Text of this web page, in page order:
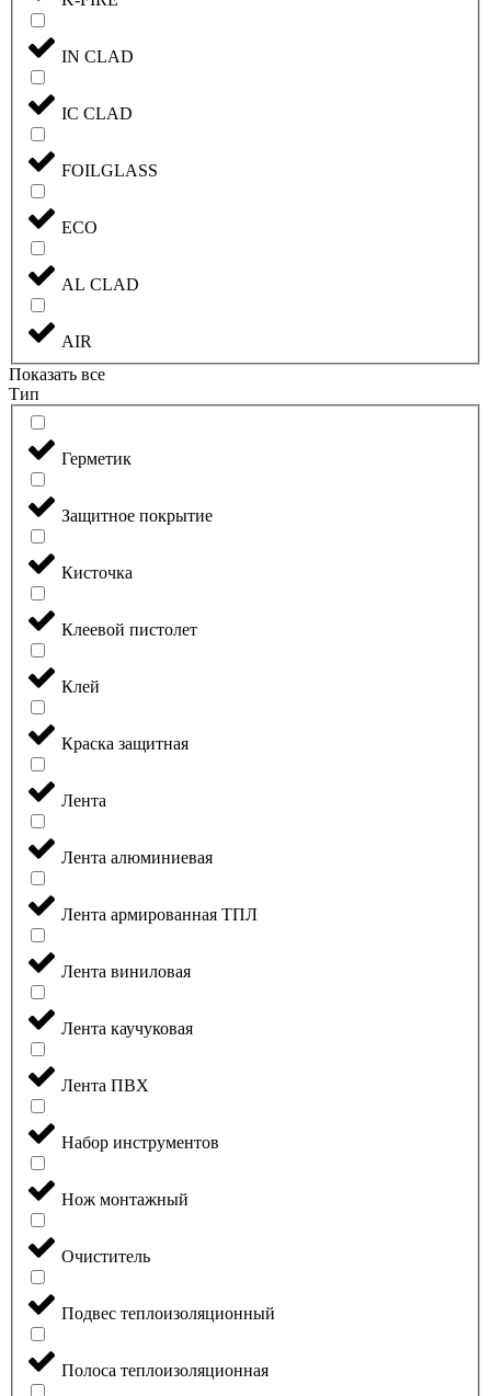
IN CLAD
IC CLAD
FOILGLASS
ECO
AL CLAD
AIR
Показать все
Тип
Герметик
Защитное покрытие
Кисточка
Клеевой пистолет
Клей
Краска защитная
Лента
Лента алюминиевая
Лента армированная ТПЛ
Лента виниловая
Лента каучуковая
Лента ПВХ
Набор инструментов
Нож монтажный
Очиститель
Подвес теплоизоляционный
Полоса теплоизоляционная